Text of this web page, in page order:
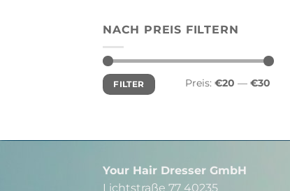
NACH PREIS FILTERN
Min.
Preis
Max.
Preis
FILTER Preis: €20 — €30
Your Hair Dresser GmbH
Lichtstraße 77 40235